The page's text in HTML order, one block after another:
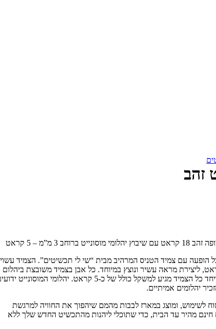
זהב
הופעה עם צמיד הטניס המרהיב מבית “שי לי תכשיטים”. הצמיד עשוי
925 איכותי ומצופה זהב 18 קראט, ליצירת מראה עשיר ונוצץ במיוחד. כל אבן בצמיד משובצת ביהלום
מוסונייט מרהיב במשקל 0.1 קראט, ויחד כל הצמיד מגיע למשקל כולל של כ-5 קראט. יהלומי המוסונייט
יהלומים אמיתיים.
לשימוש, ומוצג במארז לבבות מהמם שיהפוך את החוויה למרגשת
חינם מהיר עד הבית, כדי שתוכלי ליהנות מהתכשיט החדש שלך ללא